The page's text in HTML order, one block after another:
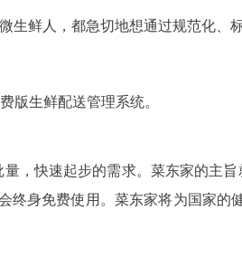
鲜人，都急切地想通过规范化、
版生鲜配送管理系统。
，快速起步的需求。菜东家的主
终身免费使用。菜东家将为国家的